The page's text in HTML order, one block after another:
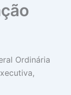
Ordinária